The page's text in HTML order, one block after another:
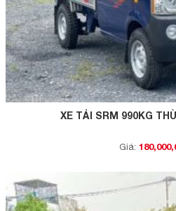
XE TẢI SRM 990KG
Giá: